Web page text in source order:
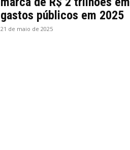
gastos públicos em 2025
21 de maio de 2025